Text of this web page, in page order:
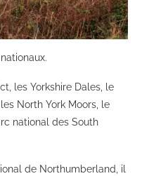
les Yorkshire Dales, le
North York Moors, le
national des South
de Northumberland, il